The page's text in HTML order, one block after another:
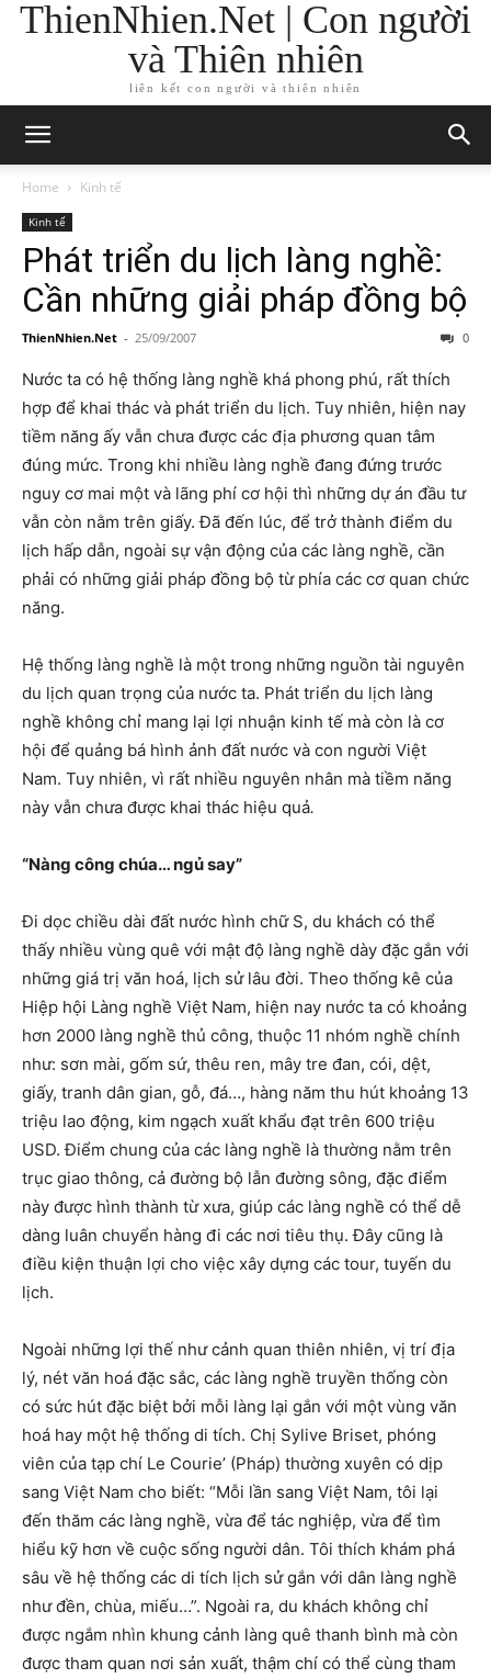
ThienNhien.Net | Con người
và Thiên nhiên
liên kết con người và thiên nhiên
Home Kinh tế
Kinh tế
Phát triển du lịch làng nghề:
Cần những giải pháp đồng bộ
ThienNhien.Net - 25/09/2007 0
Nước ta có hệ thống làng nghề khá phong phú, rất thích
hợp để khai thác và phát triển du lịch. Tuy nhiên, hiện nay
tiềm năng ấy vẫn chưa được các địa phương quan tâm
đúng mức. Trong khi nhiều làng nghề đang đứng trước
nguy cơ mai một và lãng phí cơ hội thì những dự án đầu tư
vẫn còn nằm trên giấy. Đã đến lúc, để trở thành điểm du
lịch hấp dẫn, ngoài sự vận động của các làng nghề, cần
phải có những giải pháp đồng bộ từ phía các cơ quan chức
năng.
Hệ thống làng nghề là một trong những nguồn tài nguyên
du lịch quan trọng của nước ta. Phát triển du lịch làng
nghề không chỉ mang lại lợi nhuận kinh tế mà còn là cơ
hội để quảng bá hình ảnh đất nước và con người Việt
Nam. Tuy nhiên, vì rất nhiều nguyên nhân mà tiềm năng
này vẫn chưa được khai thác hiệu quả.
“Nàng công chúa… ngủ say”
Đi dọc chiều dài đất nước hình chữ S, du khách có thể
thấy nhiều vùng quê với mật độ làng nghề dày đặc gắn với
những giá trị văn hoá, lịch sử lâu đời. Theo thống kê của
Hiệp hội Làng nghề Việt Nam, hiện nay nước ta có khoảng
hơn 2000 làng nghề thủ công, thuộc 11 nhóm nghề chính
như: sơn mài, gốm sứ, thêu ren, mây tre đan, cói, dệt,
giấy, tranh dân gian, gỗ, đá…, hàng năm thu hút khoảng 13
triệu lao động, kim ngạch xuất khẩu đạt trên 600 triệu
USD. Điểm chung của các làng nghề là thường nằm trên
trục giao thông, cả đường bộ lẫn đường sông, đặc điểm
này được hình thành từ xưa, giúp các làng nghề có thể dễ
dàng luân chuyển hàng đi các nơi tiêu thụ. Đây cũng là
điều kiện thuận lợi cho việc xây dựng các tour, tuyến du
lịch.
Ngoài những lợi thế như cảnh quan thiên nhiên, vị trí địa
lý, nét văn hoá đặc sắc, các làng nghề truyền thống còn
có sức hút đặc biệt bởi mỗi làng lại gắn với một vùng văn
hoá hay một hệ thống di tích. Chị Sylive Briset, phóng
viên của tạp chí Le Courie’ (Pháp) thường xuyên có dịp
sang Việt Nam cho biết: “Mỗi lần sang Việt Nam, tôi lại
đến thăm các làng nghề, vừa để tác nghiệp, vừa để tìm
hiểu kỹ hơn về cuộc sống người dân. Tôi thích khám phá
sâu về hệ thống các di tích lịch sử gắn với dân làng nghề
như đền, chùa, miếu…”. Ngoài ra, du khách không chỉ
được ngắm nhìn khung cảnh làng quê thanh bình mà còn
được tham quan nơi sản xuất, thậm chí có thể cùng tham